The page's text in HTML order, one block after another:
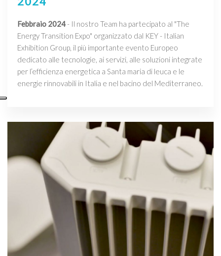
Febbraio 2024- Il nostro Team ha partecipato al "The
Energy Transition Expo" organizzato dal KEY - Italian
Exhibition Group, il più importante evento Europeo
dedicato alle tecnologie, ai servizi, alle soluzioni integrate
per l’efficienza energetica a Santa maria di leuca e le
energie rinnovabili in Italia e nel bacino del Mediterraneo.